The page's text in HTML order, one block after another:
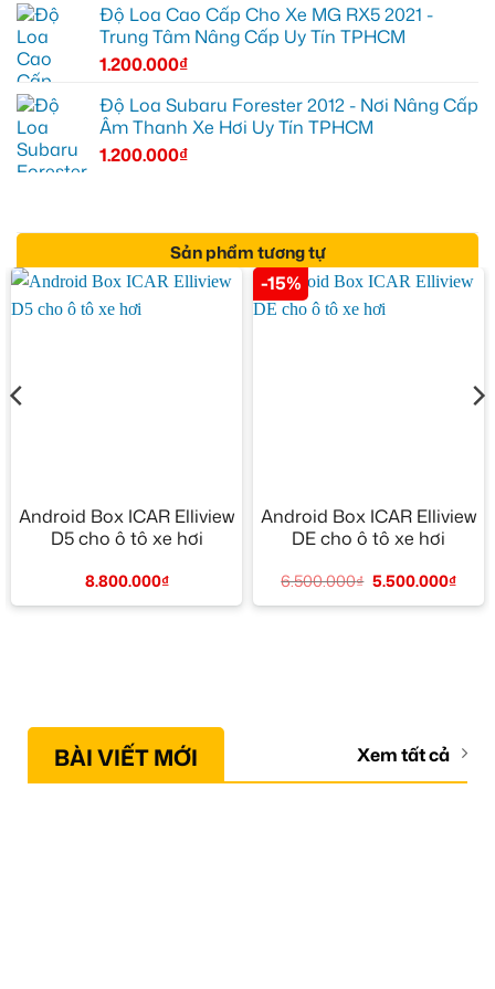
Độ Loa Cao Cấp Cho Xe MG RX5 2021 -
Trung Tâm Nâng Cấp Uy Tín TPHCM
1.200.000₫
Độ Loa Subaru Forester 2012 - Nơi Nâng Cấp
Âm Thanh Xe Hơi Uy Tín TPHCM
1.200.000₫
Sản phẩm tương tự
Android Box ICAR Elliview
D5 cho ô tô xe hơi
8.800.000₫
-15%
Android Box ICAR Elliview
DE cho ô tô xe hơi
6.500.000₫ 5.500.000₫
BÀI VIẾT MỚI Xem tất cả